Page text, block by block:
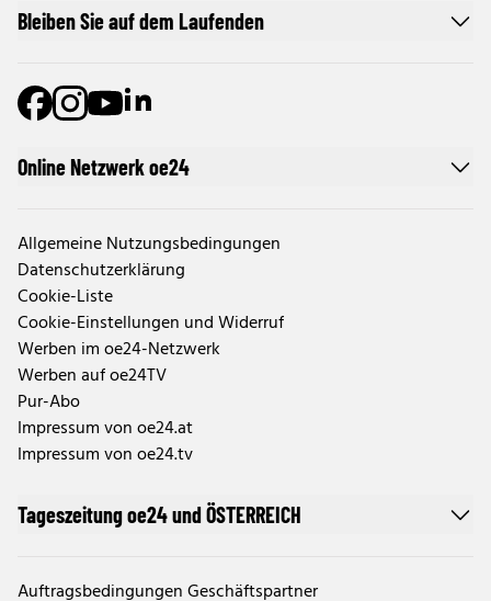
Online Netzwerk oe24
Allgemeine Nutzungsbedingungen
Datenschutzerklärung
Cookie-Liste
Cookie-Einstellungen und Widerruf
Werben im oe24-Netzwerk
Werben auf oe24TV
Pur-Abo
Impressum von oe24.at
Impressum von oe24.tv
Tageszeitung oe24 und ÖSTERREICH
Auftragsbedingungen Geschäftspartner
Bleiben Sie auf dem Laufenden